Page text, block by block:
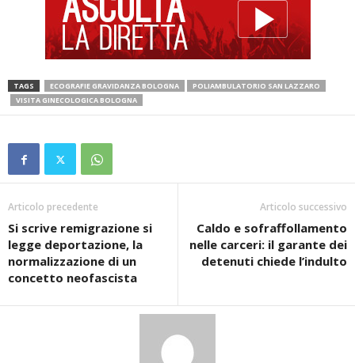
TAGS ECOGRAFIE GRAVIDANZA BOLOGNA
POLIAMBULATORIO SAN LAZZARO
VISITA GINECOLOGICA BOLOGNA
Articolo precedente
Si scrive remigrazione si
legge deportazione, la
normalizzazione di un
concetto neofascista
Articolo successivo
Caldo e sofraffollamento
nelle carceri: il garante dei
detenuti chiede l’indulto